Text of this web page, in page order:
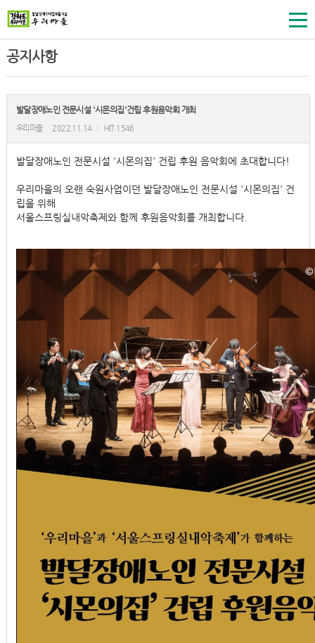
공지사항
발달장애노인 전문시설 '시몬의집'건립 후원음악회 개최
우리마을 2022.11.14 HIT 1546
발달장애노인 전문시설 '시몬의집' 건립 후원 음악회에 초대합니다!
우리마을의 오랜 숙원사업이던 발달장애노인 전문시설 '시몬의집' 건
립을 위해
서울스프링실내악축제와 함께 후원음악회를 개최합니다.